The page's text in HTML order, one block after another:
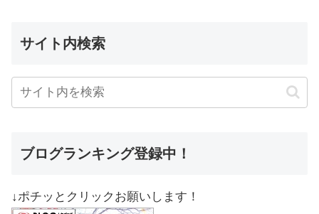
サイト内検索
ブログランキング登録中！
↓ポチッとクリックお願いします！